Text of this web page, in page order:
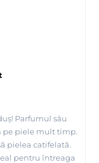
Parfumul său
pe piele mult timp.
pielea catifelată.
pentru întreaga